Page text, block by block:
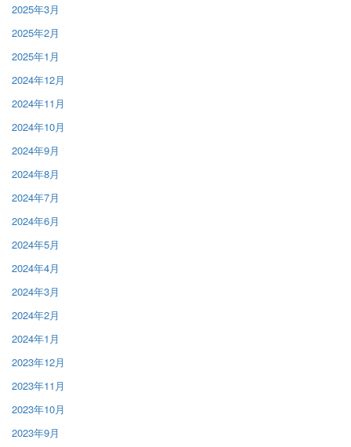
2025年3月
2025年2月
2025年1月
2024年12月
2024年11月
2024年10月
2024年9月
2024年8月
2024年7月
2024年6月
2024年5月
2024年4月
2024年3月
2024年2月
2024年1月
2023年12月
2023年11月
2023年10月
2023年9月